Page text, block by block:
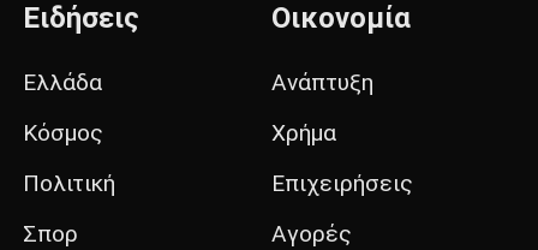
Ειδήσεις
Ελλάδα
Κόσμος
Πολιτική
Σπορ
Οικονομία
Ανάπτυξη
Χρήμα
Επιχειρήσεις
Αγορές